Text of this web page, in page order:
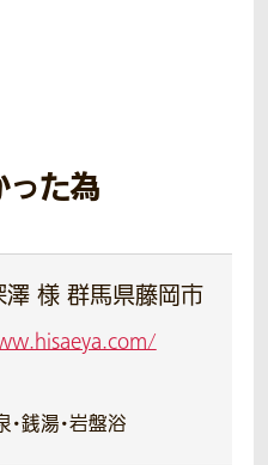
た為
様 群馬県藤岡市
・銭湯・岩盤浴